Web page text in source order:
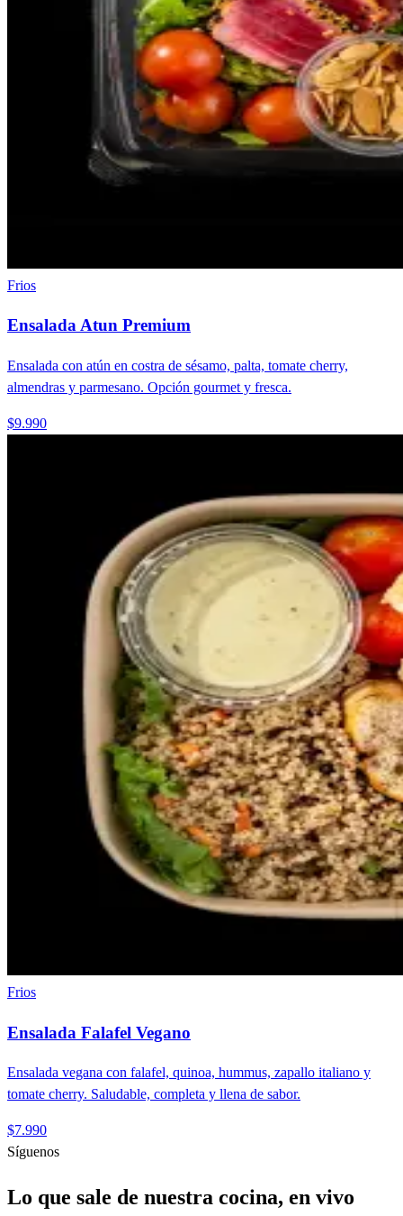
Frios
Ensalada Atun Premium
Ensalada con atún en costra de sésamo, palta, tomate cherry,
almendras y parmesano. Opción gourmet y fresca.
$9.990
Frios
Ensalada Falafel Vegano
Ensalada vegana con falafel, quinoa, hummus, zapallo italiano y
tomate cherry. Saludable, completa y llena de sabor.
$7.990
Síguenos
Lo que sale de nuestra cocina, en vivo